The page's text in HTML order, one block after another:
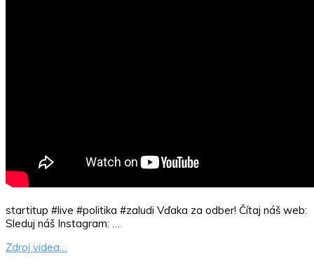
startitup #live #politika #zaludi Vďaka za odber! Čítaj náš web:
Sleduj náš Instagram: …
Zdroj videa…